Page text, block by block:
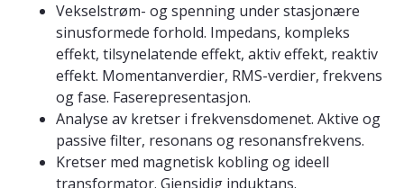
Vekselstrøm- og spenning under stasjonære
sinusformede forhold. Impedans, kompleks
effekt, tilsynelatende effekt, aktiv effekt, reaktiv
effekt. Momentanverdier, RMS-verdier, frekvens
og fase. Faserepresentasjon.
Analyse av kretser i frekvensdomenet. Aktive og
passive filter, resonans og resonansfrekvens.
Kretser med magnetisk kobling og ideell
transformator. Gjensidig induktans.